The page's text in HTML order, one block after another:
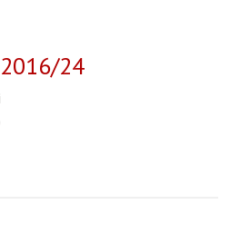
24